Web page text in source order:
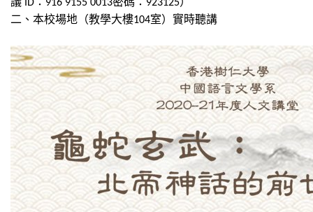
ID 916 9155 0013 923125
二、本校場地（教學大樓104室）實時聽講